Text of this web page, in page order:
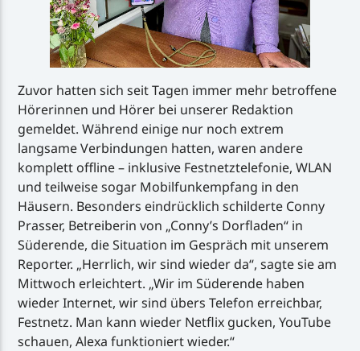
Zuvor hatten sich seit Tagen immer mehr betroffene
Hörerinnen und Hörer bei unserer Redaktion
gemeldet. Während einige nur noch extrem
langsame Verbindungen hatten, waren andere
komplett offline – inklusive Festnetztelefonie, WLAN
und teilweise sogar Mobilfunkempfang in den
Häusern. Besonders eindrücklich schilderte Conny
Prasser, Betreiberin von „Conny’s Dorfladen“ in
Süderende, die Situation im Gespräch mit unserem
Reporter. „Herrlich, wir sind wieder da“, sagte sie am
Mittwoch erleichtert. „Wir im Süderende haben
wieder Internet, wir sind übers Telefon erreichbar,
Festnetz. Man kann wieder Netflix gucken, YouTube
schauen, Alexa funktioniert wieder.“